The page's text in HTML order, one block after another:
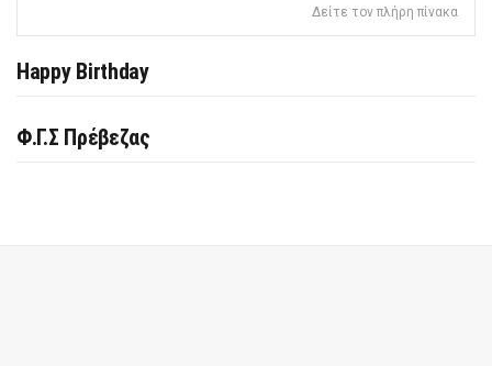
Δείτε τον πλήρη πίνακα
Happy Birthday
Φ.Γ.Σ Πρέβεζας